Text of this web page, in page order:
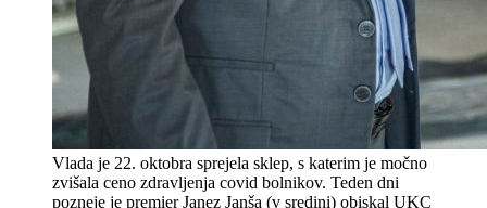
Vlada je 22. oktobra sprejela sklep, s katerim je močno
zvišala ceno zdravljenja covid bolnikov. Teden dni
pozneje je premier Janez Janša (v sredini) obiskal UKC